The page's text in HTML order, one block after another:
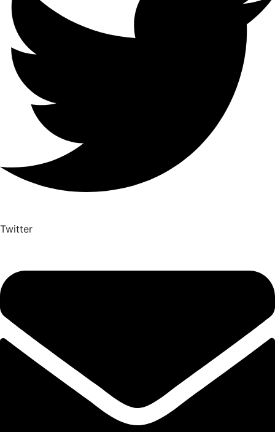
Twitter